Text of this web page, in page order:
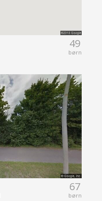
49
børn
67
børn